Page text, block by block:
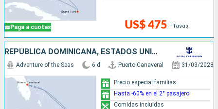
Paga a cuotas US$ 475 +Tasas
REPÚBLICA DOMINICANA, ESTADOS UNIDOS
Adventure of the Seas 6 d Puerto Canaveral 31/03/2028
Precio especial familias
Hasta -60% en el 2° pasajero
Comidas incluidas